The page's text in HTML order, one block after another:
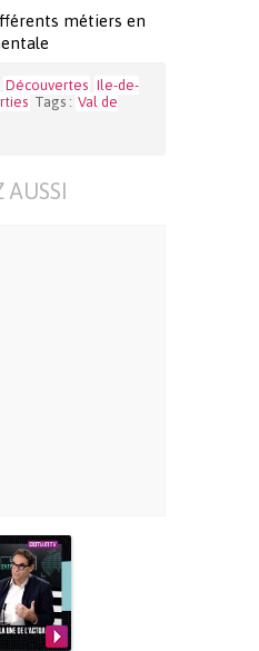
métiers en
Découvertes Ile-de-
Tags : Val de
AUSSI